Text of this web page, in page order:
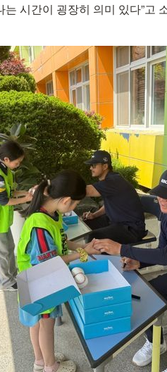
시간이 굉장히 의미 있다”고